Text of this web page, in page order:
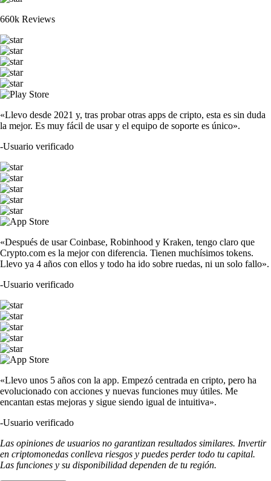
660k Reviews
«Llevo desde 2021 y, tras probar otras apps de cripto, esta es sin duda
la mejor. Es muy fácil de usar y el equipo de soporte es único».
-Usuario verificado
«Después de usar Coinbase, Robinhood y Kraken, tengo claro que
Crypto.com es la mejor con diferencia. Tienen muchísimos tokens.
Llevo ya 4 años con ellos y todo ha ido sobre ruedas, ni un solo fallo».
-Usuario verificado
«Llevo unos 5 años con la app. Empezó centrada en cripto, pero ha
evolucionado con acciones y nuevas funciones muy útiles. Me
encantan estas mejoras y sigue siendo igual de intuitiva».
-Usuario verificado
Las opiniones de usuarios no garantizan resultados similares. Invertir
en criptomonedas conlleva riesgos y puedes perder todo tu capital.
Las funciones y su disponibilidad dependen de tu región.